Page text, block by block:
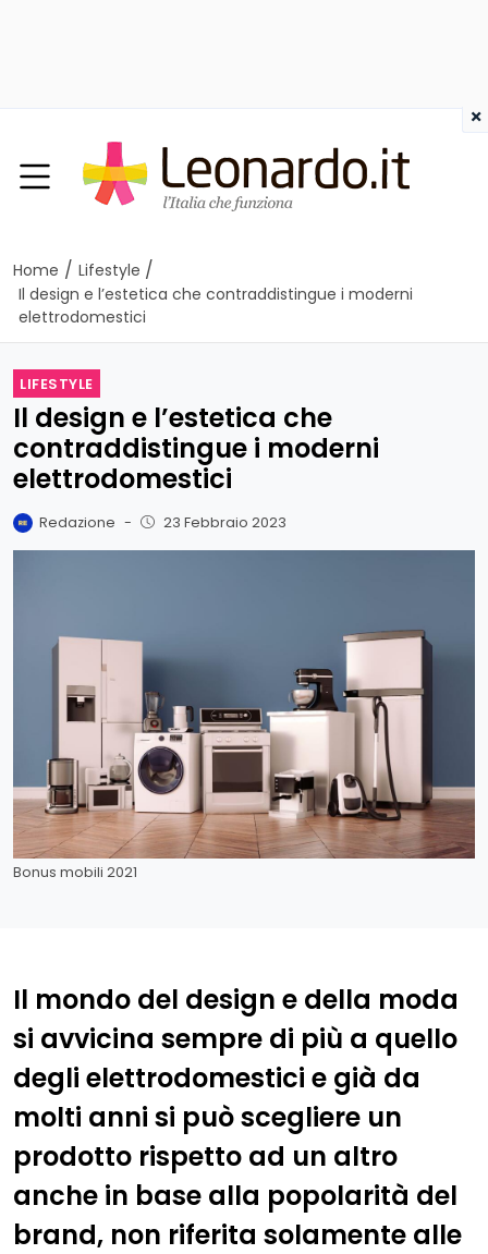
Home / Lifestyle /
Il design e l’estetica che contraddistingue i moderni
elettrodomestici
LIFESTYLE
Il design e l’estetica che
contraddistingue i moderni
elettrodomestici
Redazione - 23 Febbraio 2023
Bonus mobili 2021
Il mondo del design e della moda
si avvicina sempre di più a quello
degli elettrodomestici e già da
molti anni si può scegliere un
prodotto rispetto ad un altro
anche in base alla popolarità del
brand, non riferita solamente alle
×